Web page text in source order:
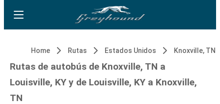
Home Rutas Estados Unidos Knoxville, TN
Rutas de autobús de Knoxville, TN a
Louisville, KY y de Louisville, KY a Knoxville,
TN